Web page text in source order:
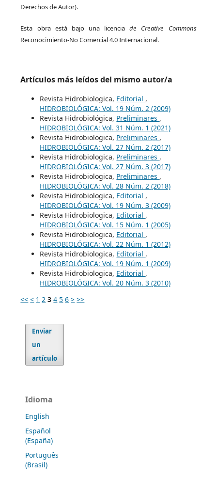
Derechos de Autor).
Esta obra está bajo una licenciade Creative Commons
Reconocimiento-No Comercial 4.0 Internacional.
Artículos más leídos del mismo autor/a
Revista Hidrobiologica, Editorial ,
HIDROBIOLÓGICA: Vol. 19 Núm. 2 (2009)
Revista Hidrobiológica, Preliminares ,
HIDROBIOLÓGICA: Vol. 31 Núm. 1 (2021)
Revista Hidrobiologica, Preliminares ,
HIDROBIOLÓGICA: Vol. 27 Núm. 2 (2017)
Revista Hidrobiologica, Preliminares ,
HIDROBIOLÓGICA: Vol. 27 Núm. 3 (2017)
Revista Hidrobiologica, Preliminares ,
HIDROBIOLÓGICA: Vol. 28 Núm. 2 (2018)
Revista Hidrobiologica, Editorial ,
HIDROBIOLÓGICA: Vol. 19 Núm. 3 (2009)
Revista Hidrobiologica, Editorial ,
HIDROBIOLÓGICA: Vol. 15 Núm. 1 (2005)
Revista Hidrobiologica, Editorial ,
HIDROBIOLÓGICA: Vol. 22 Núm. 1 (2012)
Revista Hidrobiologica, Editorial ,
HIDROBIOLÓGICA: Vol. 19 Núm. 1 (2009)
Revista Hidrobiologica, Editorial ,
HIDROBIOLÓGICA: Vol. 20 Núm. 3 (2010)
<< < 1 2 3 4 5 6 > >>
Enviar
un
artículo
Idioma
English
Español
(España)
Português
(Brasil)